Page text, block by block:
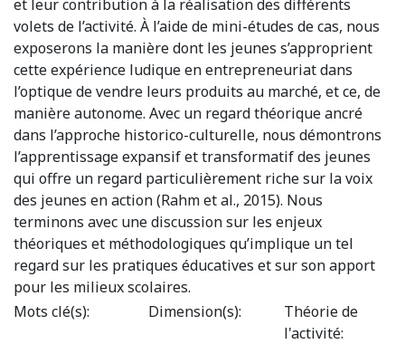
et leur contribution à la réalisation des différents
volets de l’activité. À l’aide de mini-études de cas, nous
exposerons la manière dont les jeunes s’approprient
cette expérience ludique en entrepreneuriat dans
l’optique de vendre leurs produits au marché, et ce, de
manière autonome. Avec un regard théorique ancré
dans l’approche historico-culturelle, nous démontrons
l’apprentissage expansif et transformatif des jeunes
qui offre un regard particulièrement riche sur la voix
des jeunes en action (Rahm et al., 2015). Nous
terminons avec une discussion sur les enjeux
théoriques et méthodologiques qu’implique un tel
regard sur les pratiques éducatives et sur son apport
pour les milieux scolaires.
Mots clé(s):
Dimension(s):
Théorie de
l'activité: